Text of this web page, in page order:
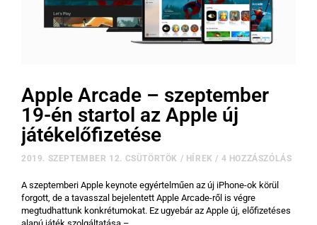
Apple Arcade – szeptember
19-én startol az Apple új
játékelőfizetése
2019. SZEPTEMBER 12. CSÜTÖRTÖK / HÍREK / 4 HOZZÁSZÓLÁS
A szeptemberi Apple keynote egyértelműen az új iPhone-ok körül
forgott, de a tavasszal bejelentett Apple Arcade-ről is végre
megtudhattunk konkrétumokat. Ez ugyebár az Apple új, előfizetéses